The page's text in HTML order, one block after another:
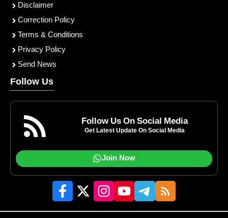
Disclaimer
Correction Policy
Terms & Conditions
Privacy Policy
Send News
Follow Us
Follow Us On Social Media
Get Latest Update On Social Media
Join Now